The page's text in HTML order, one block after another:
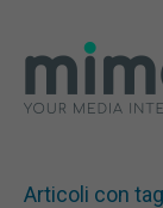
Articoli con tag